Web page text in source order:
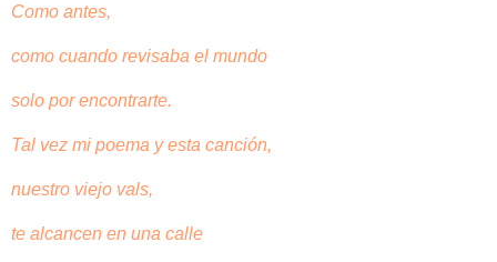
Como antes,
como cuando revisaba el mundo
solo por encontrarte.
Tal vez mi poema y esta canción,
nuestro viejo vals,
te alcancen en una calle